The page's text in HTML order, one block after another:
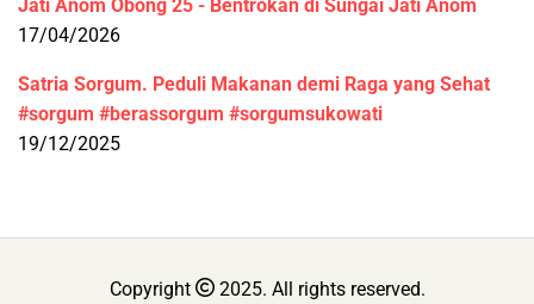
Jati Anom Obong 25 - Bentrokan di Sungai Jati Anom
17/04/2026
Satria Sorgum. Peduli Makanan demi Raga yang Sehat
#sorgum #berassorgum #sorgumsukowati
19/12/2025
Copyright 2025. All rights reserved.